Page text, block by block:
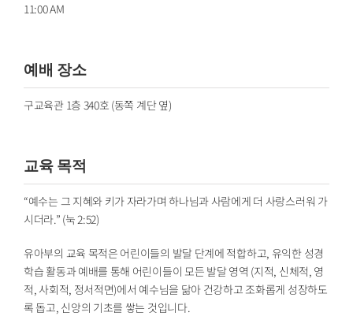
11:00 AM
예배 장소
구교육관 1층 340호 (동쪽 계단 옆)
교육 목적
“예수는 그 지혜와 키가 자라가며 하나님과 사람에게 더 사랑스러워 가
시더라.” (눅 2:52)
유아부의 교육 목적은 어린이들의 발달 단계에 적합하고, 유익한 성경
학습 활동과 예배를 통해 어린이들이 모든 발달 영역 (지적, 신체적, 영
적, 사회적, 정서적면)에서 예수님을 닮아 건강하고 조화롭게 성장하도
록 돕고, 신앙의 기초를 쌓는 것입니다.